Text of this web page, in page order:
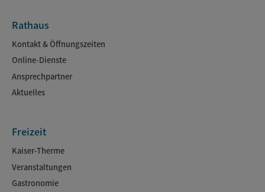
Rathaus
Kontakt & Öffnungszeiten
Online-Dienste
Ansprechpartner
Aktuelles
Freizeit
Kaiser-Therme
Veranstaltungen
Gastronomie